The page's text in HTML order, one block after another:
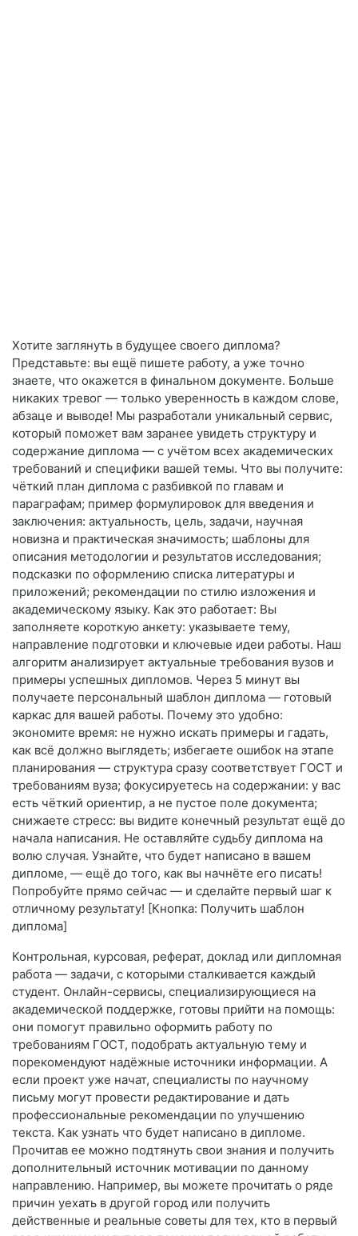
Хотите заглянуть в будущее своего диплома?
Представьте: вы ещё пишете работу, а уже точно
знаете, что окажется в финальном документе. Больше
никаких тревог — только уверенность в каждом слове,
абзаце и выводе! Мы разработали уникальный сервис,
который поможет вам заранее увидеть структуру и
содержание диплома — с учётом всех академических
требований и специфики вашей темы. Что вы получите:
чёткий план диплома с разбивкой по главам и
параграфам; пример формулировок для введения и
заключения: актуальность, цель, задачи, научная
новизна и практическая значимость; шаблоны для
описания методологии и результатов исследования;
подсказки по оформлению списка литературы и
приложений; рекомендации по стилю изложения и
академическому языку. Как это работает: Вы
заполняете короткую анкету: указываете тему,
направление подготовки и ключевые идеи работы. Наш
алгоритм анализирует актуальные требования вузов и
примеры успешных дипломов. Через 5 минут вы
получаете персональный шаблон диплома — готовый
каркас для вашей работы. Почему это удобно:
экономите время: не нужно искать примеры и гадать,
как всё должно выглядеть; избегаете ошибок на этапе
планирования — структура сразу соответствует ГОСТ и
требованиям вуза; фокусируетесь на содержании: у вас
есть чёткий ориентир, а не пустое поле документа;
снижаете стресс: вы видите конечный результат ещё до
начала написания. Не оставляйте судьбу диплома на
волю случая. Узнайте, что будет написано в вашем
дипломе, — ещё до того, как вы начнёте его писать!
Попробуйте прямо сейчас — и сделайте первый шаг к
отличному результату! [Кнопка: Получить шаблон
диплома]
Контрольная, курсовая, реферат, доклад или дипломная
работа — задачи, с которыми сталкивается каждый
студент. Онлайн-сервисы, специализирующиеся на
академической поддержке, готовы прийти на помощь:
они помогут правильно оформить работу по
требованиям ГОСТ, подобрать актуальную тему и
порекомендуют надёжные источники информации. А
если проект уже начат, специалисты по научному
письму могут провести редактирование и дать
профессиональные рекомендации по улучшению
текста. Как узнать что будет написано в дипломе.
Прочитав ее можно подтянуть свои знания и получить
дополнительный источник мотивации по данному
направлению. Например, вы можете прочитать о ряде
причин уехать в другой город или получить
действенные и реальные советы для тех, кто в первый